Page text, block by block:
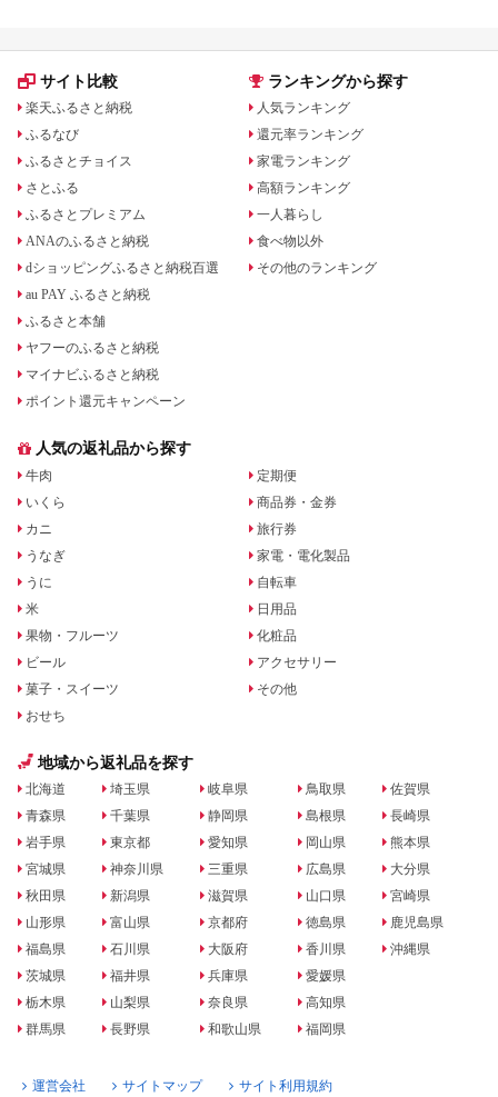
サイト比較
楽天ふるさと納税
ふるなび
ふるさとチョイス
さとふる
ふるさとプレミアム
ANAのふるさと納税
dショッピングふるさと納税百選
au PAY ふるさと納税
ふるさと本舗
ヤフーのふるさと納税
マイナビふるさと納税
ポイント還元キャンペーン
ランキングから探す
人気ランキング
還元率ランキング
家電ランキング
高額ランキング
一人暮らし
食べ物以外
その他のランキング
人気の返礼品から探す
牛肉
いくら
カニ
うなぎ
うに
米
果物・フルーツ
ビール
菓子・スイーツ
おせち
定期便
商品券・金券
旅行券
家電・電化製品
自転車
日用品
化粧品
アクセサリー
その他
地域から返礼品を探す
北海道
青森県
岩手県
宮城県
秋田県
山形県
福島県
茨城県
栃木県
群馬県
埼玉県
千葉県
東京都
神奈川県
新潟県
富山県
石川県
福井県
山梨県
長野県
岐阜県
静岡県
愛知県
三重県
滋賀県
京都府
大阪府
兵庫県
奈良県
和歌山県
鳥取県
島根県
岡山県
広島県
山口県
徳島県
香川県
愛媛県
高知県
福岡県
佐賀県
長崎県
熊本県
大分県
宮崎県
鹿児島県
沖縄県
運営会社 サイトマップ サイト利用規約